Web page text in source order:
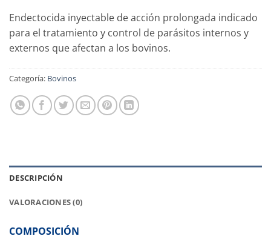
Endectocida inyectable de acción prolongada indicado
para el tratamiento y control de parásitos internos y
externos que afectan a los bovinos.
Categoría: Bovinos
DESCRIPCIÓN
VALORACIONES (0)
COMPOSICIÓN